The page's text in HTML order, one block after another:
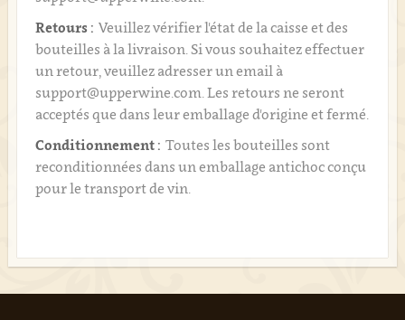
Retours : Veuillez vérifier l'état de la caisse et des
bouteilles à la livraison. Si vous souhaitez effectuer
un retour, veuillez adresser un email à
support@upperwine.com. Les retours ne seront
acceptés que dans leur emballage d'origine et fermé.
Conditionnement : Toutes les bouteilles sont
reconditionnées dans un emballage antichoc conçu
pour le transport de vin.